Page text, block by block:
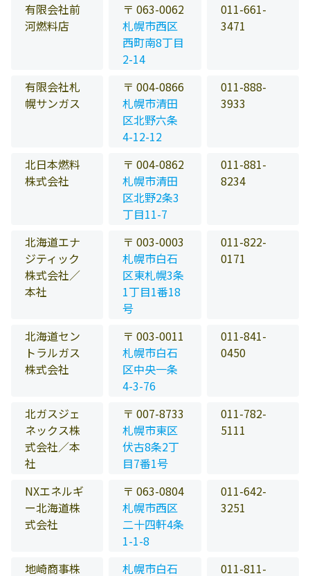
有限会社前
河燃料店
〒 063-0062
札幌市西区
西町南8丁目
2-14
011-661-
3471
有限会社札
幌サンガス
〒 004-0866
札幌市清田
区北野六条
4-12-12
011-888-
3933
北日本燃料
株式会社
〒 004-0862
札幌市清田
区北野2条3
丁目11-7
011-881-
8234
北海道エナ
ジティック
株式会社／
本社
〒 003-0003
札幌市白石
区東札幌3条
1丁目1番18
号
011-822-
0171
北海道セン
トラルガス
株式会社
〒 003-0011
札幌市白石
区中央一条
4-3-76
011-841-
0450
北ガスジェ
ネックス株
式会社／本
社
〒 007-8733
札幌市東区
伏古8条2丁
目7番1号
011-782-
5111
NXエネルギ
ー北海道株
式会社
〒 063-0804
札幌市西区
二十四軒4条
1-1-8
011-642-
3251
地崎商事株 札幌市白石 011-811-